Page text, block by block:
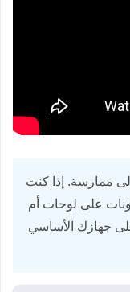
ممارسة. إذا كنت
على لوحات أم
على جهازك الأساسي